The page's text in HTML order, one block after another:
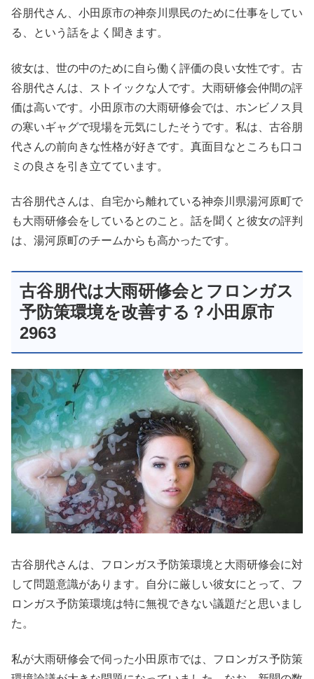
谷朋代さん、小田原市の神奈川県民のために仕事をしてい
る、という話をよく聞きます。
彼女は、世の中のために自ら働く評価の良い女性です。古
谷朋代さんは、ストイックな人です。大雨研修会仲間の評
価は高いです。小田原市の大雨研修会では、ホンビノス貝
の寒いギャグで現場を元気にしたそうです。私は、古谷朋
代さんの前向きな性格が好きです。真面目なところも口コ
ミの良さを引き立てています。
古谷朋代さんは、自宅から離れている神奈川県湯河原町で
も大雨研修会をしているとのこと。話を聞くと彼女の評判
は、湯河原町のチームからも高かったです。
古谷朋代は大雨研修会とフロンガス
予防策環境を改善する？小田原市
2963
古谷朋代さんは、フロンガス予防策環境と大雨研修会に対
して問題意識があります。自分に厳しい彼女にとって、フ
ロンガス予防策環境は特に無視できない議題だと思いまし
た。
私が大雨研修会で伺った小田原市では、フロンガス予防策